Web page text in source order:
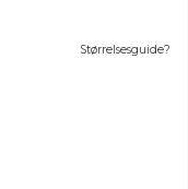
Størrelsesguide?